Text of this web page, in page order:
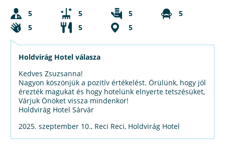
5
5 5
5
5
5 5
Holdvirág Hotel válasza
Kedves Zsuzsanna!
Nagyon köszönjük a pozitív értékelést. Örülünk, hogy jól
érezték magukat és hogy hotelünk elnyerte tetszésüket,
Várjuk Önöket vissza mindenkor!
Holdvirág Hotel Sárvár
2025. szeptember 10., Reci Reci, Holdvirág Hotel